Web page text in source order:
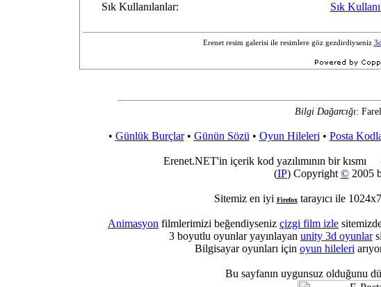
Sık Kullanılanlar:
Sık
Erenet resim galerisi ile resimlere göz gezdirdiyseniz 3d
Bilgi Dağarcığı:
• Günlük Burçlar• Günün Sözü • Oyun Hileleri • Posta
Erenet.NET'in içerik kod yazılımının bir kısmı
(IP) Copyright ©2005
Sitemiz en iyi Firefoxtarayıcı ile
Animasyon filmlerimizi beğendiyseniz çizgi film izle
3 boyutlu oyunlar yayınlayan unity 3d oyunlar
Bilgisayar oyunları için oyun hileleri
Bu sayfanın uygunsuz olduğunu